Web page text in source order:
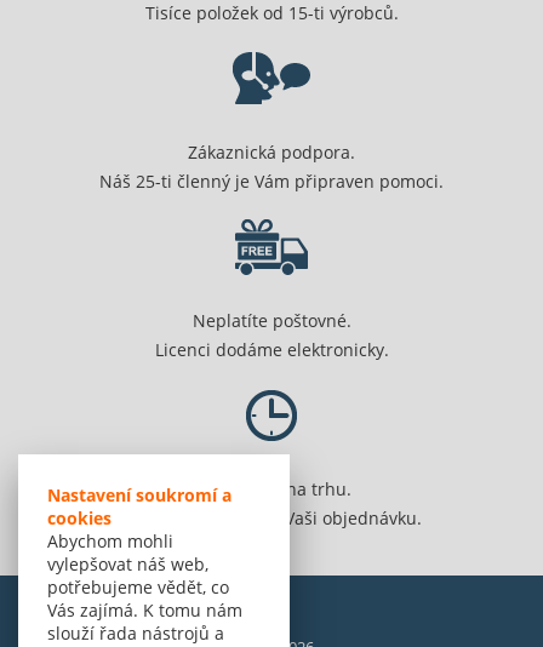
Nastavení soukromí a
cookies
Abychom mohli
vylepšovat náš web,
potřebujeme vědět, co
Vás zajímá. K tomu nám
slouží řada nástrojů a
Tisíce položek od 15-ti výrobců.
Zákaznická podpora.
Náš 25-ti členný je Vám připraven pomoci.
Neplatíte poštovné.
Licenci dodáme elektronicky.
Jsme 20 let na trhu.
Spolehlivě vyřídíme Vaši objednávku.